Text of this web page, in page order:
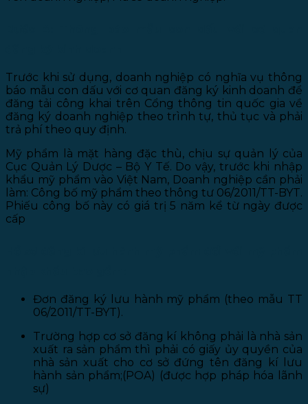
Trước khi sử dụng, doanh nghiệp có nghĩa vụ thông
báo mẫu con dấu với cơ quan đăng ký kinh doanh để
đăng tải công khai trên Cổng thông tin quốc gia về
đăng ký doanh nghiệp theo trình tự, thủ tục và phải
trả phí theo quy định.
Mỹ phẩm là mặt hàng đặc thù, chịu sự quản lý của
Cục Quản Lý Dược – Bộ Y Tế. Do vậy, trước khi nhập
khẩu mỹ phẩm vào Việt Nam, Doanh nghiệp cần phải
làm: Công bố mỹ phẩm theo thông tư 06/2011/TT-BYT.
Phiếu công bố này có giá trị 5 năm kể từ ngày được
cấp
Đơn đăng ký lưu hành mỹ phẩm (theo mẫu TT
06/2011/TT-BYT).
Trường hợp cơ sở đăng kí không phải là nhà sản
xuất ra sản phẩm thì phải có giấy ủy quyền của
nhà sản xuất cho cơ sở đứng tên đăng kí lưu
hành sản phẩm;(POA) (được hợp pháp hóa lãnh
sự)